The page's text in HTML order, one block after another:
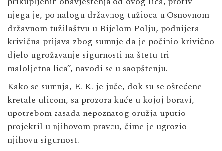
njega je, po nalogu državnog tužioca u Osnovnom
državnom tužilaštvu u Bijelom Polju, podnijeta
krivična prijava zbog sumnje da je počinio krivično
djelo ugrožavanje sigurnosti na štetu tri
maloljetna lica”, navodi se u saopštenju.
Kako se sumnja, E. K. je juče, dok su se oštećene
kretale ulicom, sa prozora kuće u kojoj boravi,
upotrebom zasada nepoznatog oružja uputio
projektil u njihovom pravcu, čime je ugrozio
njihovu sigurnost.